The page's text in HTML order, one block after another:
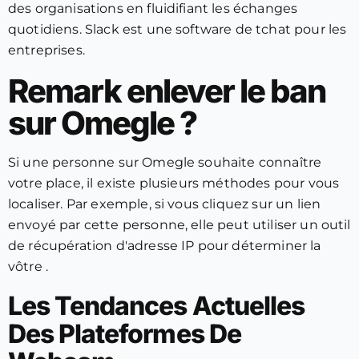
des organisations en fluidifiant les échanges
quotidiens. Slack est une software de tchat pour les
entreprises.
Remark enlever le ban
sur Omegle ?
Si une personne sur Omegle souhaite connaître
votre place, il existe plusieurs méthodes pour vous
localiser. Par exemple, si vous cliquez sur un lien
envoyé par cette personne, elle peut utiliser un outil
de récupération d'adresse IP pour déterminer la
vôtre .
Les Tendances Actuelles
Des Plateformes De